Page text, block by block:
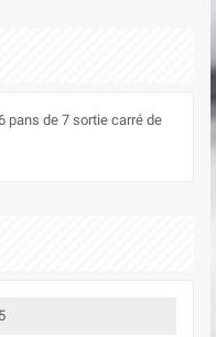
pans de 7 sortie carré de